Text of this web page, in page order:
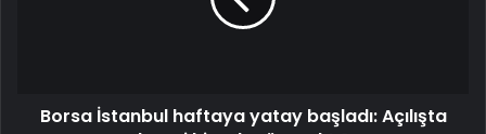
Borsa İstanbul haftaya yatay başladı: Açılışta